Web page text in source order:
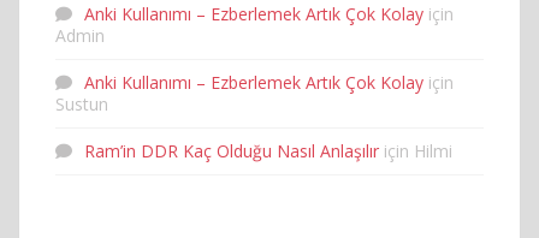
Anki Kullanımı – Ezberlemek Artık Çok Kolay için
Admin
Anki Kullanımı – Ezberlemek Artık Çok Kolay için
Sustun
Ram’in DDR Kaç Olduğu Nasıl Anlaşılır için Hilmi